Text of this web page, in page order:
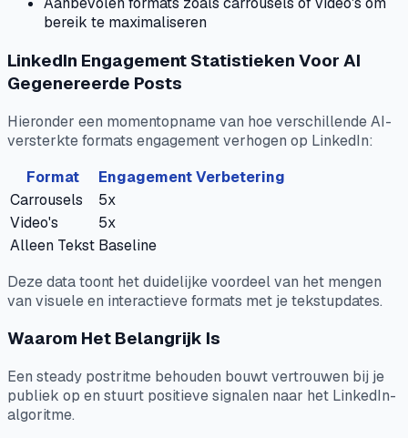
bereik te maximaliseren
LinkedIn Engagement Statistieken Voor AI
Gegenereerde Posts
Hieronder een momentopname van hoe verschillende AI-
versterkte formats engagement verhogen op LinkedIn:
Format
Engagement Verbetering
Carrousels
5x
Video's
5x
Alleen Tekst Baseline
Deze data toont het duidelijke voordeel van het mengen
van visuele en interactieve formats met je tekstupdates.
Waarom Het Belangrijk Is
Een steady postritme behouden bouwt vertrouwen bij je
publiek op en stuurt positieve signalen naar het LinkedIn-
algoritme.